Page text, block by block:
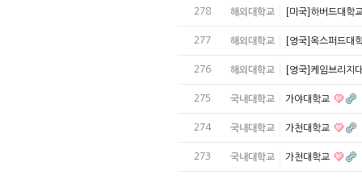
278 해외대학교 [미국]하버드대학
277 해외대학교 [영국]옥스퍼드대
276 해외대학교 [영국]케임브리지
275 국내대학교 가야대학교
274 국내대학교 가천대학교
273 국내대학교 가천대학교